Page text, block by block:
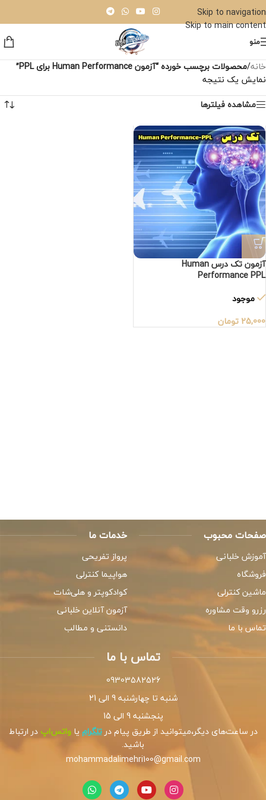
Skip to navigation
Skip to main content
منو
خانه/محصولات برچسب خورده “آزمون Human Performance برای PPL”
نمایش یک نتیجه
مشاهده فیلترها
آزمون تک درس Human
Performance PPL
موجود
25,000 تومان
صفحات محبوب
آموزش خلبانی
فروشگاه
ماشین کنترلی
رزرو وقت مشاوره
تماس با ما
خدمات ما
پرواز تفریحی
هواپیما کنترلی
کوادکوپتر و هلی‌شات
آزمون آنلاین خلبانی
دانستنی و مطالب
تماس با ما
09303582526
شنبه تا چهارشنبه 9 الی 21
پنجشنبه 9 الی 15
در ساعت‌های دیگر،میتوانید از طریق پیام درتلگرام یاواتس‌اپدر ارتباط
باشید.
mohammadalimehri100@gmail.com